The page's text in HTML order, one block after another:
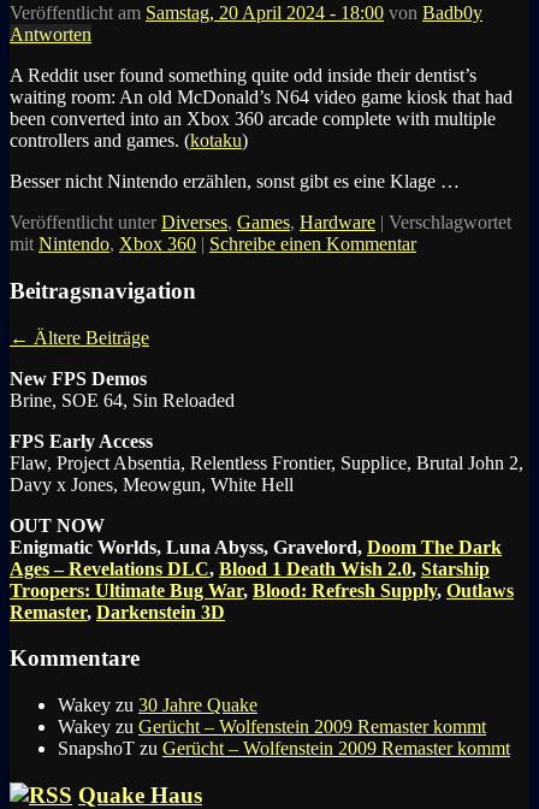
Veröffentlicht am Samstag, 20 April 2024 - 18:00 von Badb0y
Antworten
A Reddit user found something quite odd inside their dentist’s
waiting room: An old McDonald’s N64 video game kiosk that had
been converted into an Xbox 360 arcade complete with multiple
controllers and games. (kotaku)
Besser nicht Nintendo erzählen, sonst gibt es eine Klage …
Veröffentlicht unter Diverses, Games, Hardware | Verschlagwortet
mit Nintendo, Xbox 360 | Schreibe einen Kommentar
Beitragsnavigation
← Ältere Beiträge
New FPS Demos
Brine, SOE 64, Sin Reloaded
FPS Early Access
Flaw, Project Absentia, Relentless Frontier, Supplice, Brutal John 2,
Davy x Jones, Meowgun, White Hell
OUT NOW
Enigmatic Worlds, Luna Abyss, Gravelord, Doom The Dark
Ages – Revelations DLC, Blood 1 Death Wish 2.0, Starship
Troopers: Ultimate Bug War, Blood: Refresh Supply, Outlaws
Remaster, Darkenstein 3D
Kommentare
Wakey zu 30 Jahre Quake
Wakey zu Gerücht – Wolfenstein 2009 Remaster kommt
SnapshoT zu Gerücht – Wolfenstein 2009 Remaster kommt
Quake Haus